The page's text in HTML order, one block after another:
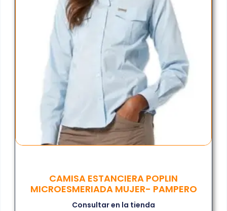
CAMISA ESTANCIERA POPLIN
MICROESMERIADA MUJER- PAMPERO
Consultar en la tienda